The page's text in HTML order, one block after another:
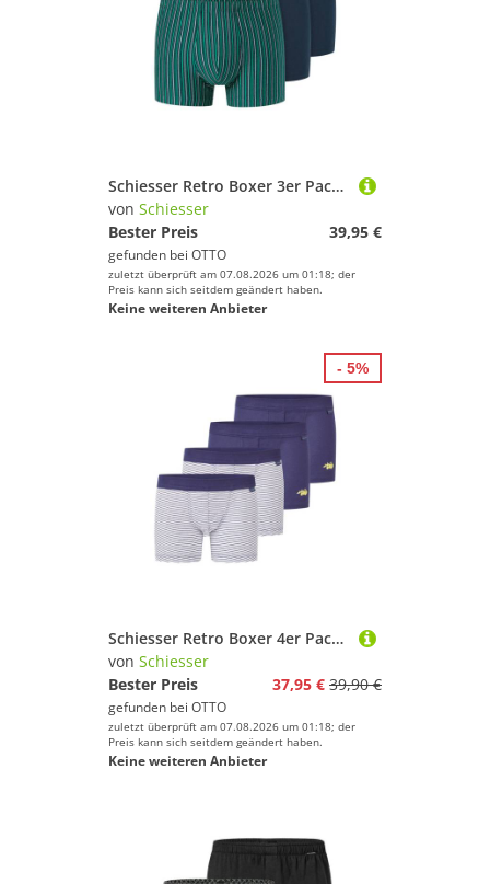
Schiesser Retro Boxer 3er Pack 95/5 Essentials (Spar-Set, 3-St) Retro Short / Pant - Baumwolle - ohne Eingriff - Atmungsaktiv
von Schiesser
Bester Preis
39,95 €
gefunden bei OTTO
zuletzt überprüft am 07.08.2026 um 01:18; der
Preis kann sich seitdem geändert haben.
Keine weiteren Anbieter
Schiesser Retro Boxer 4er Pack Kids Boys Feinripp Cotton (Spar-Set, 4-St) Retro Short / Pant - Baumwolle - ohne Eingriff
von Schiesser
Bester Preis
37,95 € 39,90 €
gefunden bei OTTO
zuletzt überprüft am 07.08.2026 um 01:18; der
Preis kann sich seitdem geändert haben.
Keine weiteren Anbieter
- 5%